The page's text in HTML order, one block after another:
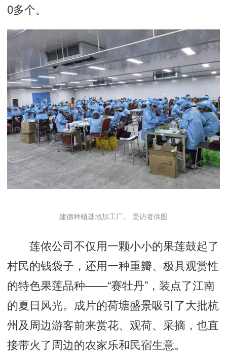
0多个。
建德种植基地加工厂。 受访者供图
莲侬公司不仅用一颗小小的果莲鼓起了
村民的钱袋子，还用一种重瓣、极具观赏性
的特色果莲品种——“赛牡丹”，装点了江南
的夏日风光。成片的荷塘盛景吸引了大批杭
州及周边游客前来赏花、观荷、采摘，也直
接带火了周边的农家乐和民宿生意。